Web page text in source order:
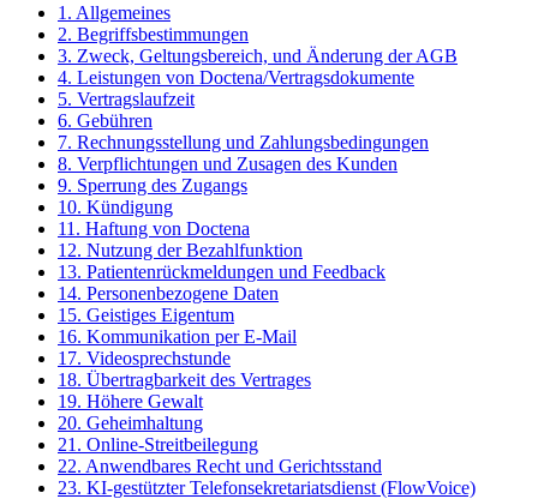
1. Allgemeines
2. Begriffsbestimmungen
3. Zweck, Geltungsbereich, und Änderung der AGB
4. Leistungen von Doctena/Vertragsdokumente
5. Vertragslaufzeit
6. Gebühren
7. Rechnungsstellung und Zahlungsbedingungen
8. Verpflichtungen und Zusagen des Kunden
9. Sperrung des Zugangs
10. Kündigung
11. Haftung von Doctena
12. Nutzung der Bezahlfunktion
13. Patientenrückmeldungen und Feedback
14. Personenbezogene Daten
15. Geistiges Eigentum
16. Kommunikation per E-Mail
17. Videosprechstunde
18. Übertragbarkeit des Vertrages
19. Höhere Gewalt
20. Geheimhaltung
21. Online-Streitbeilegung
22. Anwendbares Recht und Gerichtsstand
23. KI-gestützter Telefonsekretariatsdienst (FlowVoice)